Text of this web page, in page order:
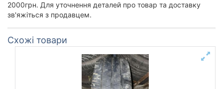
2000грн. Для уточнення деталей про товар та доставку
зв'яжіться з продавцем.
Схожі товари